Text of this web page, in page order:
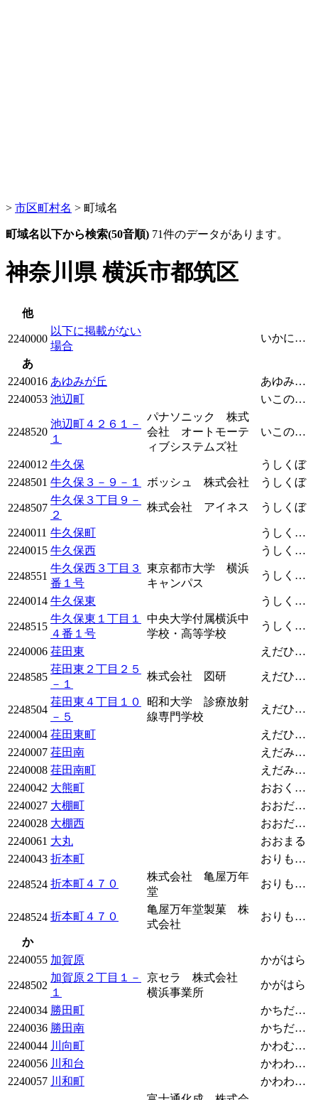
> 市区町村名 > 町域名
町域名以下から検索(50音順) 71件のデータがあります。
神奈川県 横浜市都筑区
他
2240000
以下に掲載がない
場合
いかにけいさいがないばあい
あ
2240016 あゆみが丘
あゆみがおか
2240053 池辺町 いこのべちょう
2248520
池辺町４２６１－
１
パナソニック 株式
会社 オートモーテ
ィブシステムズ社
いこのべちょう
2240012 牛久保
うしくぼ
2248501 牛久保３－９－１ ボッシュ 株式会社 うしくぼ
2248507
牛久保３丁目９－
２
株式会社 アイネス うしくぼ
2240011 牛久保町
うしくぼちょう
2240015 牛久保西 うしくぼにし
2248551
牛久保西３丁目３
番１号
東京都市大学 横浜
キャンパス
うしくぼにし
2240014 牛久保東 うしくぼひがし
2248515
牛久保東１丁目１
４番１号
中央大学付属横浜中
学校・高等学校
うしくぼひがし
2240006 荏田東 えだひがし
2248585
荏田東２丁目２５
－１
株式会社 図研 えだひがし
2248504
荏田東４丁目１０
－５
昭和大学 診療放射
線専門学校
えだひがし
2240004 荏田東町
えだひがしちょう
2240007 荏田南
えだみなみ
2240008 荏田南町
えだみなみちょう
2240042 大熊町
おおくまちょう
2240027 大棚町
おおだなちょう
2240028 大棚西
おおだなにし
2240061 大丸
おおまる
2240043 折本町 おりもとちょう
2248524 折本町４７０
株式会社 亀屋万年
堂
おりもとちょう
2248524 折本町４７０
亀屋万年堂製菓 株
式会社
おりもとちょう
か
2240055 加賀原 かがはら
2248502
加賀原２丁目１－
１
京セラ 株式会社
横浜事業所
かがはら
2240034 勝田町
かちだちょう
2240036 勝田南
かちだみなみ
2240044 川向町
かわむこうちょう
2240056 川和台
かわわだい
2240057 川和町 かわわちょう